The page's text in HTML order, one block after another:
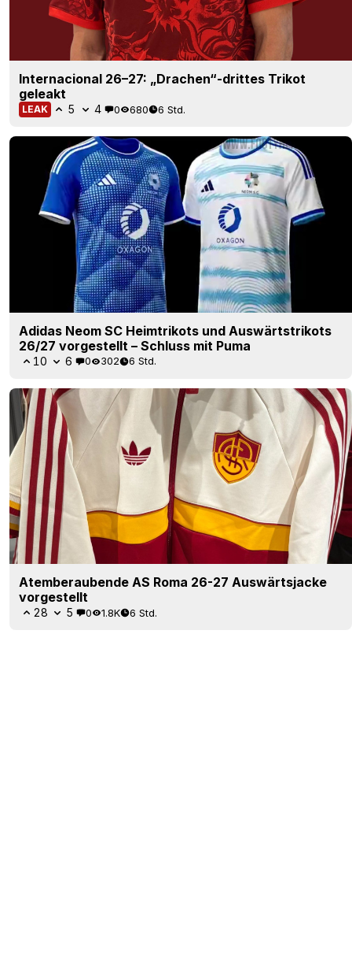
Internacional 26–27: „Drachen“-drittes Trikot
geleakt
LEAK 5 4 0 680 6 Std.
Adidas Neom SC Heimtrikots und Auswärtstrikots
26/27 vorgestellt – Schluss mit Puma
10 6 0 302 6 Std.
Atemberaubende AS Roma 26-27 Auswärtsjacke
vorgestellt
28 5 0 1.8K 6 Std.